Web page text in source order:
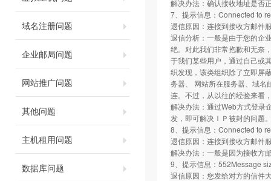
域名注册问题
企业邮局问题
网站推广问题
其他问题
主机租用问题
数据库问题
解决办法：确认接收地址是否
7、提示信息：Connected to
退信原因：连接到接收方邮件
退信分析：一般是由于您的企
绝。对此我们非常抱歉和无奈
于我们某些用户，通过自己或
织发现，该类组织除了立即屏
务器、 网站所在服务器、域名
连。不过，从以往的经验来看
解决办法：通过Web方式登录
发，即可解决ＩＰ被封的问题
8、提示信息：Connected to
退信原因：连接到接收方邮件
解决办法：一般是因为接收方
9、提示信息：552Message
退信原因：您发给对方的信件